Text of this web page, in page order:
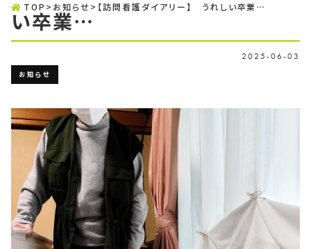
TOP > お知らせ> 【訪問看護ダイアリー】 うれしい卒業…
い卒業…
2025-06-03
お知らせ